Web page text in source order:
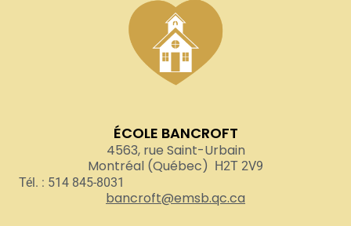
ÉCOLE BANCROFT
4563, rue Saint-Urbain
Montréal (Québec)
H2T 2V9
Tél. : 514 845-8031
bancroft@emsb.qc.ca